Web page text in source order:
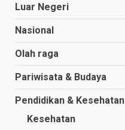
Luar Negeri
Nasional
Olah raga
Pariwisata & Budaya
Pendidikan & Kesehatan
Kesehatan